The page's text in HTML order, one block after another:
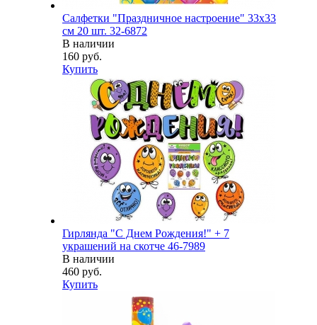
Салфетки "Праздничное настроение" 33х33
см 20 шт. 32-6872
В наличии
160 руб.
Купить
Гирлянда "С Днем Рождения!" + 7
украшений на скотче 46-7989
В наличии
460 руб.
Купить